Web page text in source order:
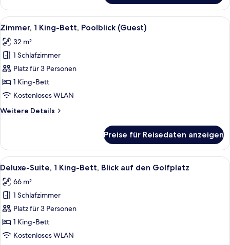
anzeigen
1 King-
Bett,
Blick
den
Golfplatz
(Guest)
Alle
Fotos
für
Zimmer,
1 King-
Bett,
Poolblick
anzeigen
Ein Hotelzimmer mit Bett,
9
Zimmer, 1 King-Bett, Poolblick (Guest)
32 m²
1 Schlafzimmer
Platz für 3 Personen
1 King-Bett
Kostenloses WLAN
Weitere Details
Weitere
1 King-
Bett,
Poolblick
Preise für Reisedaten anzeigen
Alle
Fotos
für
Deluxe-
Suite,
1 King-
Bett,
Ein modernes Wohnzimmer mit
8
Deluxe-Suite, 1 King-Bett, Blick auf den Golfplatz
66 m²
1 Schlafzimmer
Platz für 3 Personen
1 King-Bett
Kostenloses WLAN